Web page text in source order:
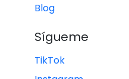
Blog
Sígueme
TikTok